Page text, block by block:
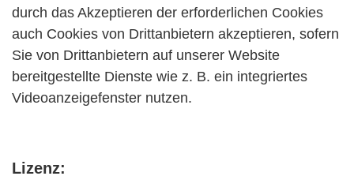
durch das Akzeptieren der erforderlichen Cookies
auch Cookies von Drittanbietern akzeptieren, sofern
Sie von Drittanbietern auf unserer Website
bereitgestellte Dienste wie z. B. ein integriertes
Videoanzeigefenster nutzen.
Lizenz: